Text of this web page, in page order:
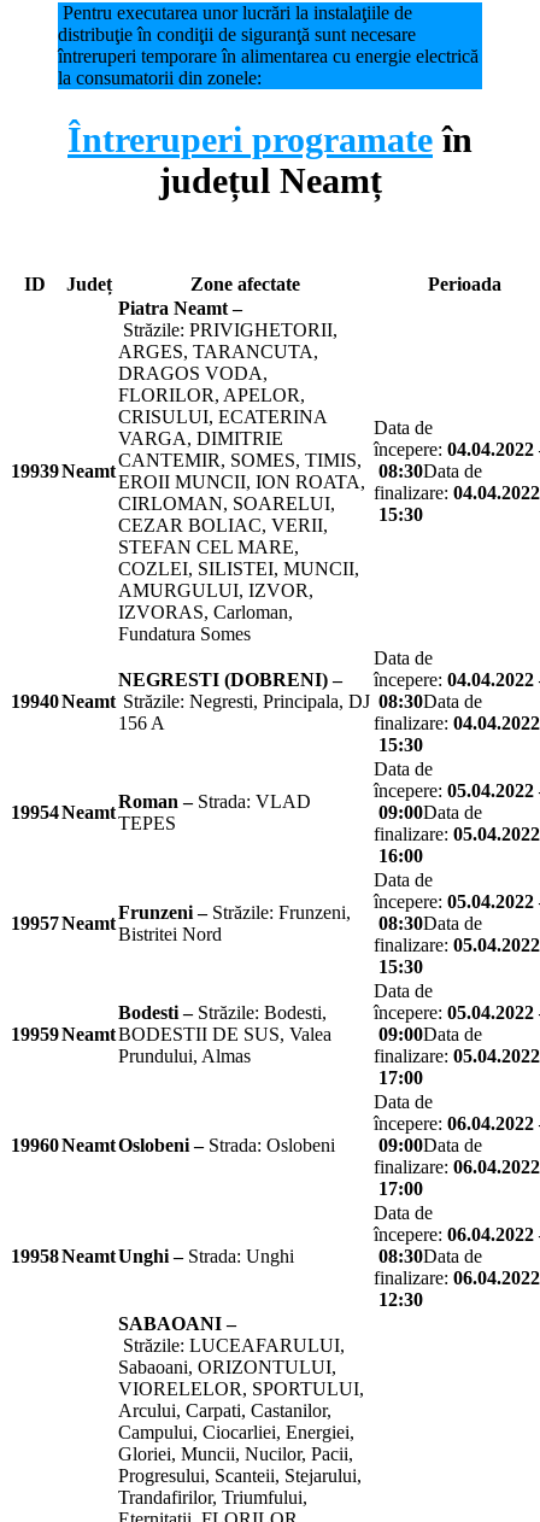
Pentru executarea unor lucrări la instalaţiile de
distribuţie în condiţii de siguranţă sunt necesare
întreruperi temporare în alimentarea cu energie electrică
la consumatorii din zonele:
Întreruperi programate în
județul Neamț
ID Județ Zone afectate Perioada
19939Neamt
Piatra Neamt –
Străzile: PRIVIGHETORII,
ARGES, TARANCUTA,
DRAGOS VODA,
FLORILOR, APELOR,
CRISULUI, ECATERINA
VARGA, DIMITRIE
CANTEMIR, SOMES, TIMIS,
EROII MUNCII, ION ROATA,
CIRLOMAN, SOARELUI,
CEZAR BOLIAC, VERII,
STEFAN CEL MARE,
COZLEI, SILISTEI, MUNCII,
AMURGULUI, IZVOR,
IZVORAS, Carloman,
Fundatura Somes
Data de
începere: 04.04.2022
08:30Data de
finalizare:
15:30
19940Neamt
NEGRESTI (DOBRENI) –
Străzile: Negresti, Principala, DJ
156 A
Data de
începere: 04.04.2022
08:30Data de
finalizare:
15:30
19954Neamt
Roman – Strada: VLAD
TEPES
Data de
începere: 05.04.2022
09:00Data de
finalizare:
16:00
19957Neamt
Frunzeni – Străzile: Frunzeni,
Bistritei Nord
Data de
începere: 05.04.2022
08:30Data de
finalizare:
15:30
19959Neamt
Bodesti – Străzile: Bodesti,
BODESTII DE SUS, Valea
Prundului, Almas
Data de
începere: 05.04.2022
09:00Data de
finalizare:
17:00
19960NeamtOslobeni – Strada: Oslobeni
Data de
începere: 06.04.2022
09:00Data de
finalizare:
17:00
19958NeamtUnghi – Strada: Unghi
Data de
începere: 06.04.2022
08:30Data de
finalizare:
12:30
SABAOANI –
Străzile: LUCEAFARULUI,
Sabaoani, ORIZONTULUI,
VIORELELOR, SPORTULUI,
Arcului, Carpati, Castanilor,
Campului, Ciocarliei, Energiei,
Gloriei, Muncii, Nucilor, Pacii,
Progresului, Scanteii, Stejarului,
Trandafirilor, Triumfului,